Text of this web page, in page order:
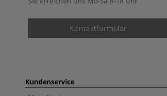
Kontaktformular
Kundenservice